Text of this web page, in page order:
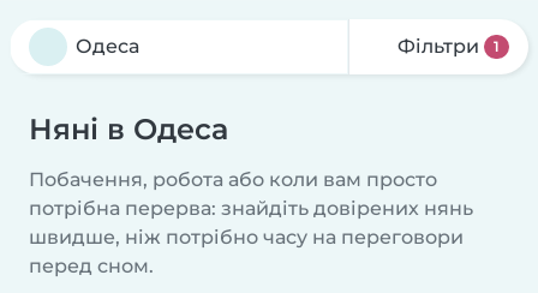
Фільтри 1
Няні в Одеса
Побачення, робота або коли вам просто
потрібна перерва: знайдіть довірених нянь
швидше, ніж потрібно часу на переговори
перед сном.